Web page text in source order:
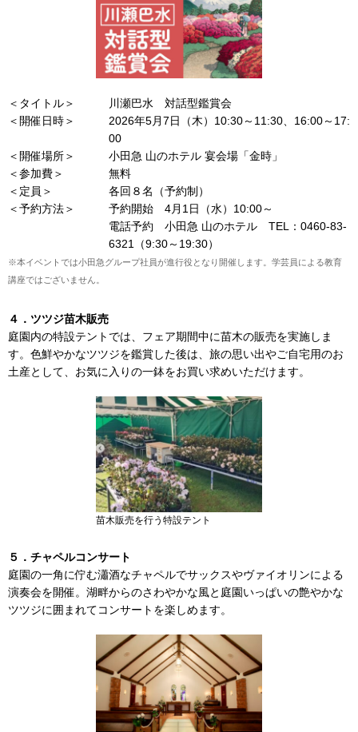
＜タイトル＞
川瀬巴水 対話型鑑賞会
＜開催日時＞
2026年5月7日（木）10:30～11:30、16:00～17:
00
＜開催場所＞
小田急 山のホテル 宴会場「金時」
＜参加費＞
無料
＜定員＞
各回８名（予約制）
＜予約方法＞
予約開始 4月1日（水）10:00～
電話予約 小田急 山のホテル TEL：0460-83-
6321（9:30～19:30）
※本イベントでは小田急グループ社員が進行役となり開催します。学芸員による教育
講座ではございません。
４．ツツジ苗木販売
庭園内の特設テントでは、フェア期間中に苗木の販売を実施しま
す。色鮮やかなツツジを鑑賞した後は、旅の思い出やご自宅用のお
土産として、お気に入りの一鉢をお買い求めいただけます。
苗木販売を行う特設テント
５．チャペルコンサート
庭園の一角に佇む瀟酒なチャペルでサックスやヴァイオリンによる
演奏会を開催。湖畔からのさわやかな風と庭園いっぱいの艶やかな
ツツジに囲まれてコンサートを楽しめます。